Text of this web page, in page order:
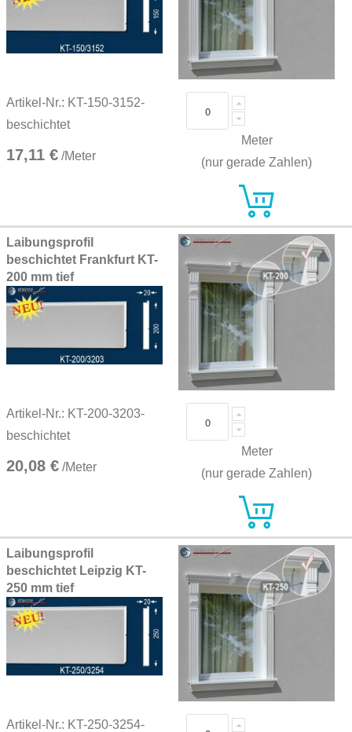
Artikel-Nr.: KT-150-3152-
beschichtet
17,11 € /Meter
Meter
(nur gerade Zahlen)
Laibungsprofil
beschichtet Frankfurt KT-
200 mm tief
Artikel-Nr.: KT-200-3203-
beschichtet
20,08 € /Meter
Meter
(nur gerade Zahlen)
Laibungsprofil
beschichtet Leipzig KT-
250 mm tief
Artikel-Nr.: KT-250-3254-